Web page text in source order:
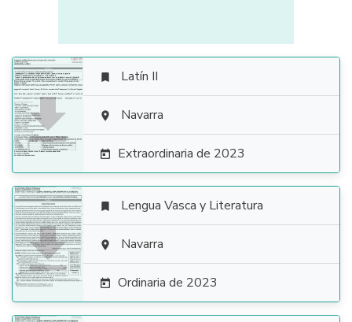

 Latín II
 Navarra
 Extraordinaria de 2023

 Lengua Vasca y Literatura
 Navarra
 Ordinaria de 2023